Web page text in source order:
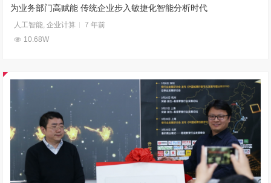
为业务部门高赋能 传统企业步入敏捷化智能分析时代
人工智能 ,企业计算
7 年前
10.68W